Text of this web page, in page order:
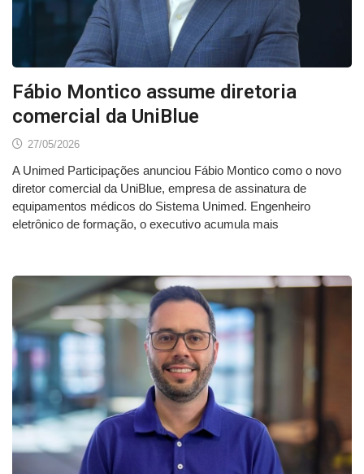
Fábio Montico assume diretoria
comercial da UniBlue
27/05/2026
A Unimed Participações anunciou Fábio Montico como o novo
diretor comercial da UniBlue, empresa de assinatura de
equipamentos médicos do Sistema Unimed. Engenheiro
eletrônico de formação, o executivo acumula mais